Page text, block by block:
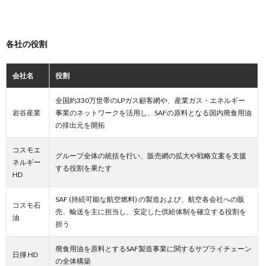
各社の役割
会社名 役割
岩谷産業
全国約330万世帯のLPガス顧客網や、産業ガス・エネルギー
事業のネットワークを活用し、SAFの原料となる国内廃食用油
の排出元を開拓
コスモエ
ネルギー
HD
グループ全体の統括を行い、販売網の拡大や戦略立案を支援
する役割を果たす
コスモ石
油
SAF (持続可能な航空燃料) の製造および、航空各会社への販
売、輸送を主に担当し、安定した供給体制を確立する役割を
担う
日揮 HD
廃食用油を原料とするSAF製造事業に関するサプライチェーン
の全体構築